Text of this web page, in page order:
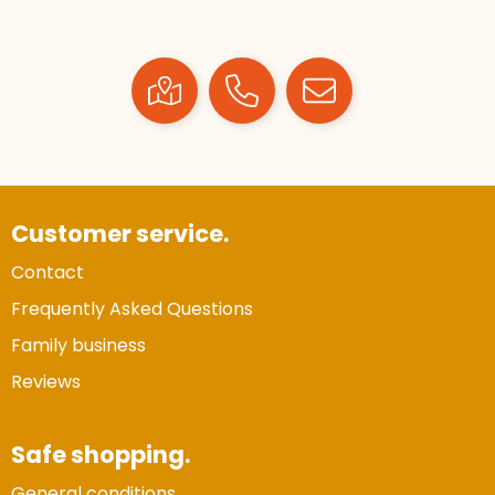
Customer service.
Contact
Frequently Asked Questions
Family business
Reviews
Safe shopping.